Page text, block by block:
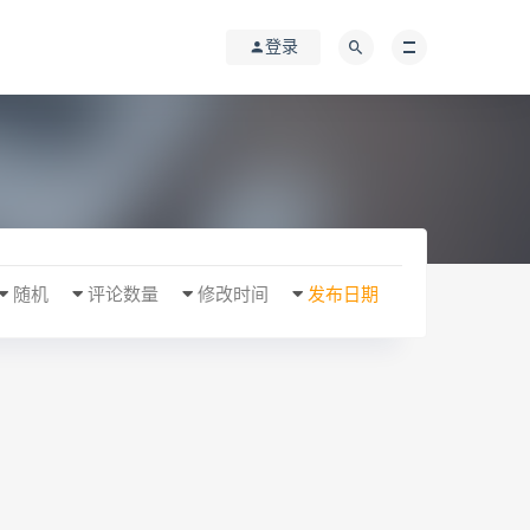
登录
发布日期
修改时间
评论数量
随机